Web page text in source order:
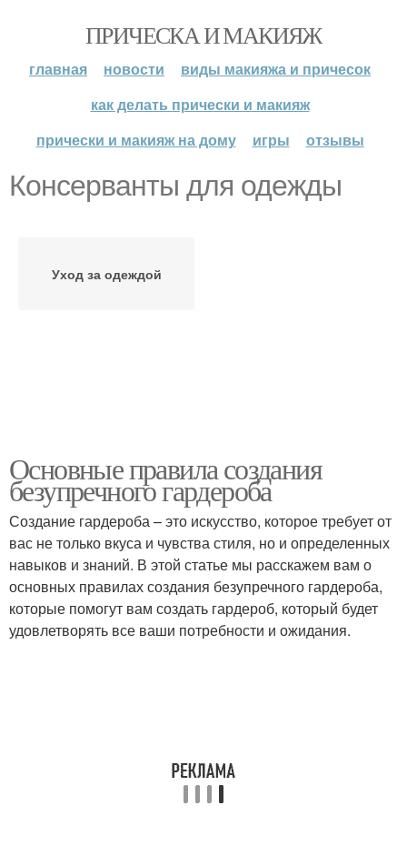
ПРИЧЕСКА И МАКИЯЖ
главная новости
виды макияжа и причесок
как делать прически и макияж
прически и макияж на дому
игры отзывы
Консерванты для одежды
Уход за одеждой
Основные правила создания
безупречного гардероба
Создание гардероба – это искусство, которое требует от
вас не только вкуса и чувства стиля, но и определенных
навыков и знаний. В этой статье мы расскажем вам о
основных правилах создания безупречного гардероба,
которые помогут вам создать гардероб, который будет
удовлетворять все ваши потребности и ожидания.